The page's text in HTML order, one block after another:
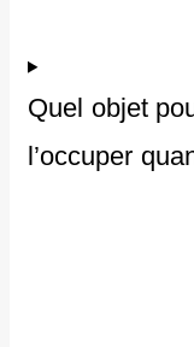
Quel objet
l’occuper